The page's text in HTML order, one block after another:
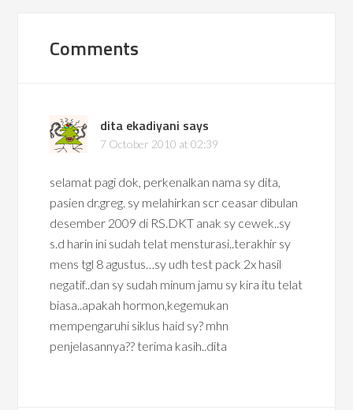
Comments
dita ekadiyani says
7 October 2010 at 02:39
selamat pagi dok, perkenalkan nama sy dita,
pasien dr.greg. sy melahirkan scr ceasar dibulan
desember 2009 di RS.DKT anak sy cewek..sy
s.d harin ini sudah telat mensturasi..terakhir sy
mens tgl 8 agustus…sy udh test pack 2x hasil
negatif..dan sy sudah minum jamu sy kira itu telat
biasa..apakah hormon,kegemukan
mempengaruhi siklus haid sy? mhn
penjelasannya?? terima kasih..dita